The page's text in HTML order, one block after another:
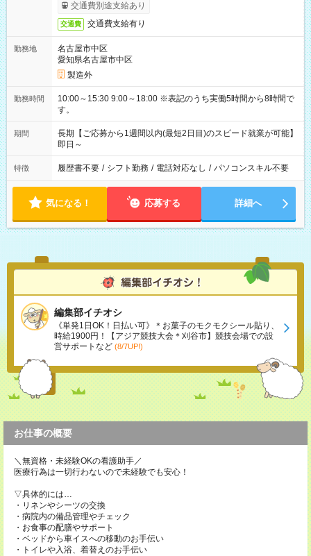
交通費別途支給あり
交通費 交通費支給有り
勤務地
名古屋市中区
愛知県名古屋市中区
製造外
勤務時間
10:00～15:30 9:00～18:00 ※表記のうち実働5時間から8時間で
す。
期間
長期【ご応募から1週間以内(最短2日目)のスピード就業が可能】
即日～
特徴 履歴書不要 / シフト勤務 / 電話対応なし / パソコンスキル不要
気になる！ 応募する 詳細へ
編集部イチオシ
《単発1日OK！日払い可》＊お菓子のモクモクシール貼り、
時給1900円！【アジア競技大会＊刈谷市】競技会場での設
営サポートなど (8/7UP!)
お仕事の概要
＼無資格・未経験OKの看護助手／
医療行為は一切行わないので未経験でも安心！
▽具体的には…
・リネンやシーツの交換
・病院内の備品管理やチェック
・お食事の配膳やサポート
・ベッドから車イスへの移動のお手伝い
・トイレや入浴、着替えのお手伝い